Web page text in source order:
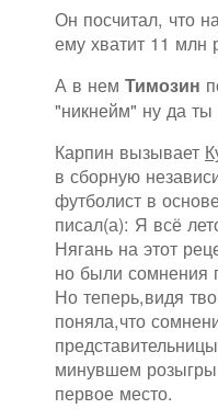
Он посчитал, что
ему хватит 11 млн
А в нем Тимозин
"никнейм" ну да ты
Карпин вызывает
в сборную
футболист в
писал(а): Я всё
Нягань на этот
но были сомнения
Но теперь,видя
поняла,что
минувшем
первое место.